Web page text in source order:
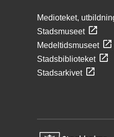
Medioteket,
Stadsmuseet
Medeltidsmuseet
Stadsbiblioteket
Stadsarkivet